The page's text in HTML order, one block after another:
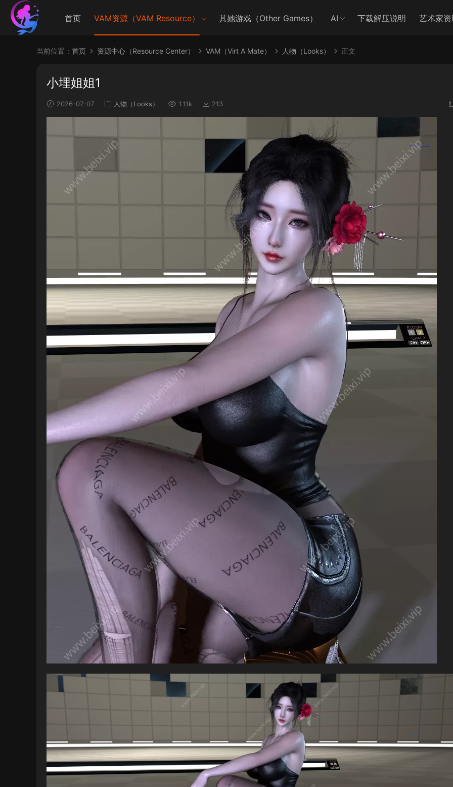
首页 VAM资源（VAM Resource） 其她游戏（Other Games） AI 下载解压说明 艺术家
当前位置： 首页 资源中心（Resource Center） VAM（Virt A Mate） 人物（Looks） 正文
小埋姐姐1
2026-07-07 人物（Looks） 1.11k 213